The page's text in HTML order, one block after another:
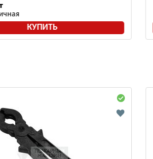
КУПИТЬ